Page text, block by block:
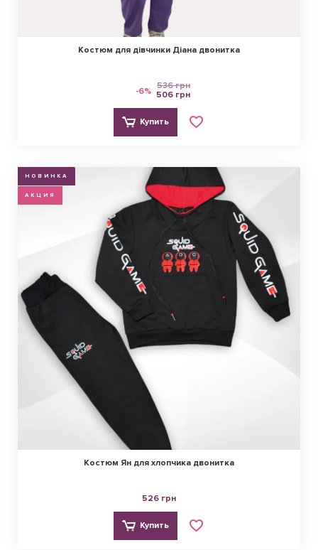
Костюм для дівчинки Діана двонитка
-6% 536 грн
506 грн
Купить
НОВИНКА
АКЦИЯ
Костюм Ян для хлопчика двонитка
526 грн
Купить